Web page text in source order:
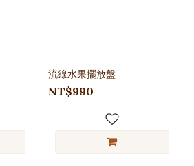
流線水果擺放盤
NT$990